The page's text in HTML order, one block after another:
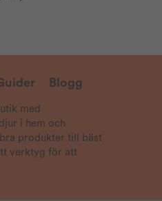
Blogg
med
i hem och
produkter till bäst
verktyg för att